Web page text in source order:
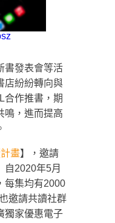
書發表會等活
店紛紛轉向與
合作推書，期
鳴，進而提高
畫】，邀請
自2020年5月
每集均有2000
邀請共讀社群
獨家優惠電子